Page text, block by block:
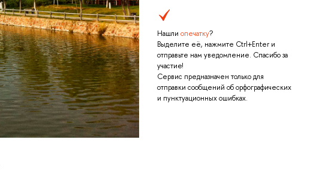
Нашли опечатку?
Выделите её, нажмите Ctrl+Enter и
отправьте нам уведомление. Спасибо за
участие!
Сервис предназначен только для
отправки сообщений об орфографических
и пунктуационных ошибках.